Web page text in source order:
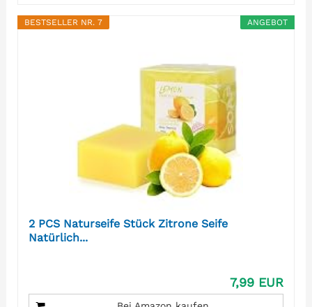
ANGEBOT
BESTSELLER NR. 7
2 PCS Naturseife Stück Zitrone Seife
Natürlich...
7,99 EUR